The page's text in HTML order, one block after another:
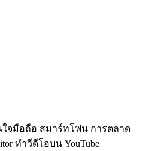
ใจมือถือ สมาร์ทโฟน การตลาด
ทำวีดีโอบน YouTube